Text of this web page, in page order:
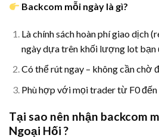
Backcom mỗi ngày là gì?
Là chính sách hoàn phí giao dịch
ngày dựa trên khối lượng lot bạn
Có thể rút ngay – không cần chờ
Phù hợp với mọi trader từ F0 đến
Tại sao nên nhận backcom
Ngoại Hối ?